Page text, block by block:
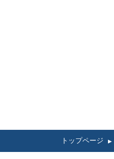
トップページ